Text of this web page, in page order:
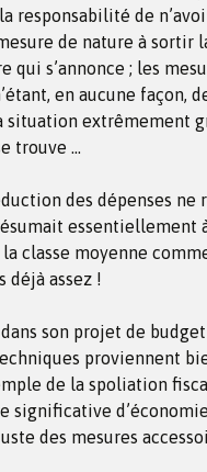
responsabilité de
de nature à sortir
qui s’annonce ; les
en aucune façon,
situation extrêmement
trouve …
des dépenses ne
essentiellement
classe moyenne
déjà assez !
son projet de
proviennent
de la spoliation
significative
des mesures